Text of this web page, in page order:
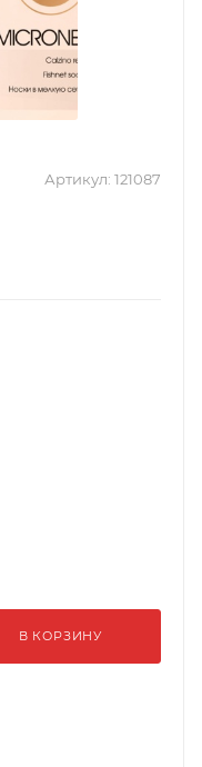
Артикул: 121087
В КОРЗИНУ